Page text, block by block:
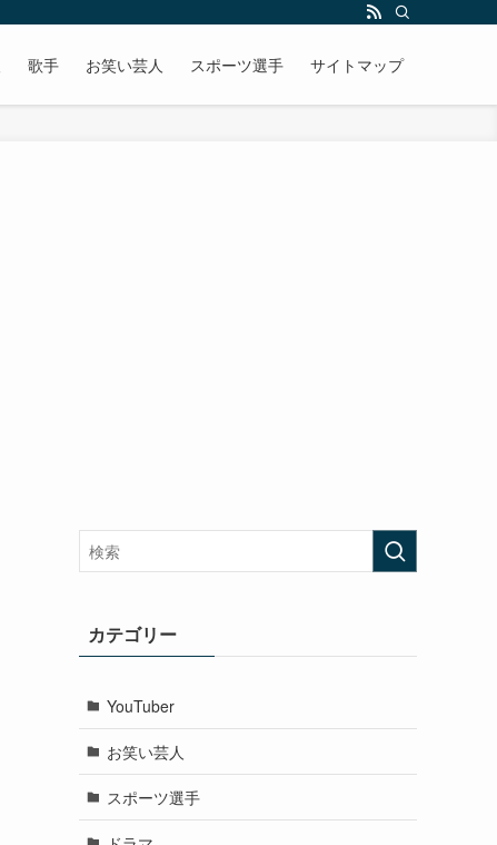
歌手 お笑い芸人 スポーツ選手 サイトマップ
カテゴリー
YouTuber
お笑い芸人
スポーツ選手